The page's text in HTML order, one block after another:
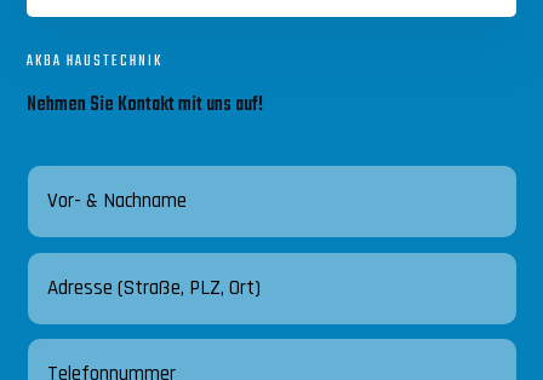
AKBA HAUSTECHNIK
Nehmen Sie Kontakt mit uns auf!